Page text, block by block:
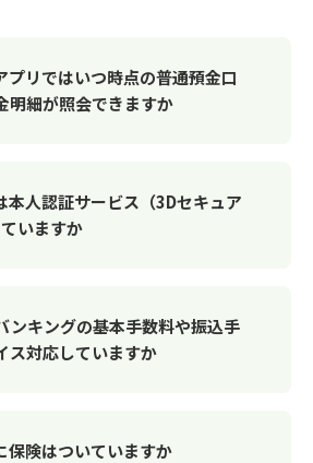
リではいつ時点の普通預金口
明細が照会できますか
人認証サービス（3Dセキュア
いますか
ンキングの基本手数料や振込手
ス対応していますか
険はついていますか